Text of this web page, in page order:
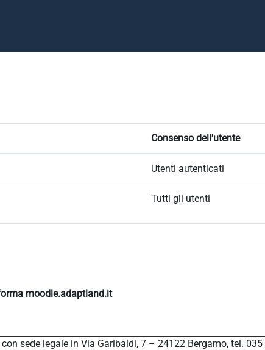
Consenso dell'utente
Utenti autenticati
Tutti gli utenti
moodle.adaptland.it
con sede legale in Via Garibaldi, 7 – 24122 Bergamo, tel.